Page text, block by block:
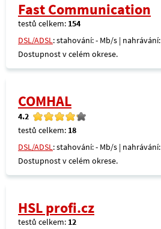
Fast Communication
testů celkem: 154
DSL/ADSL: stahování: - Mb/s |
Dostupnost v celém okrese.
COMHAL
4.2
testů celkem: 18
DSL/ADSL: stahování: - Mb/s |
Dostupnost v celém okrese.
HSL profi.cz
testů celkem: 12